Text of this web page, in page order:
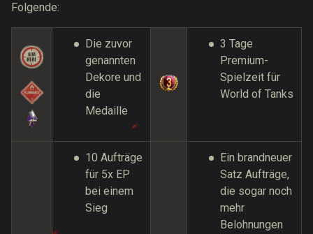
Folgende:
Die zuvor
genannten
Dekore und
die
Medaille
3 Tage
Premium-
Spielzeit für
World of Tanks
10 Aufträge
für 5x EP
bei einem
Sieg
Ein brandneuer
Satz Aufträge,
die sogar noch
mehr
Belohnungen